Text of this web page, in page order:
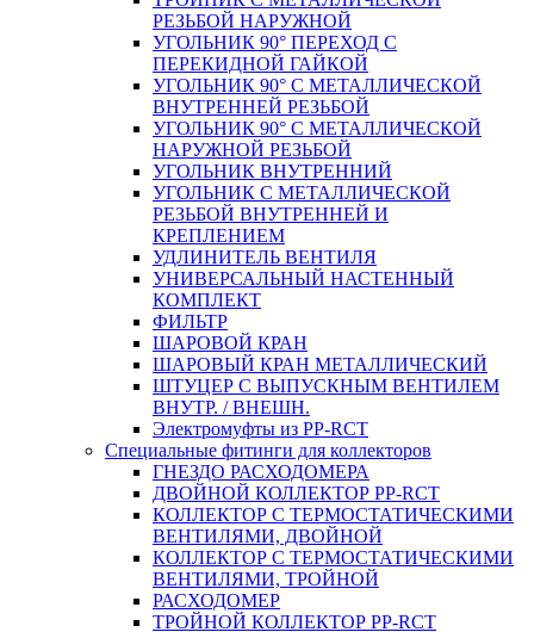
РЕЗЬБОЙ НАРУЖНОЙ
УГОЛЬНИК 90° ПЕРЕХОД С
ПЕРЕКИДНОЙ ГАЙКОЙ
УГОЛЬНИК 90° С МЕТАЛЛИЧЕСКОЙ
ВНУТРЕННEЙ РЕЗЬБОЙ
УГОЛЬНИК 90° С МЕТАЛЛИЧЕСКОЙ
НАРУЖНОЙ РЕЗЬБОЙ
УГОЛЬНИК ВНУТРЕННИЙ
УГОЛЬНИК С МЕТАЛЛИЧЕСКОЙ
РЕЗЬБОЙ ВНУТРЕННЕЙ И
КРЕПЛЕНИЕМ
УДЛИНИТЕЛЬ ВЕНТИЛЯ
УНИВЕРСАЛЬНЫЙ НАСТЕННЫЙ
КОМПЛЕКТ
ФИЛЬТР
ШАРОВОЙ КРАН
ШАРОВЫЙ КРАН МЕТАЛЛИЧЕСКИЙ
ШТУЦЕР С ВЫПУСКНЫМ ВЕНТИЛЕМ
ВНУТР. / ВНЕШН.
Электромуфты из PP-RCT
Специальные фитинги для коллекторов
ГНЕЗДО РАСХОДОМЕРА
ДВОЙНОЙ КОЛЛЕКТОР PP-RCT
КОЛЛЕКТОР С ТЕРМОСТАТИЧЕСКИМИ
ВЕНТИЛЯМИ, ДВОЙНОЙ
КОЛЛЕКТОР С ТЕРМОСТАТИЧЕСКИМИ
ВЕНТИЛЯМИ, ТРОЙНОЙ
РАСХОДОМЕР
ТРОЙНОЙ КОЛЛЕКТОР PP-RCT